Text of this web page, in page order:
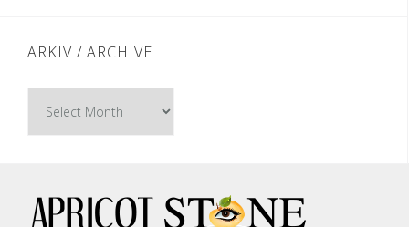
ARKIV / ARCHIVE